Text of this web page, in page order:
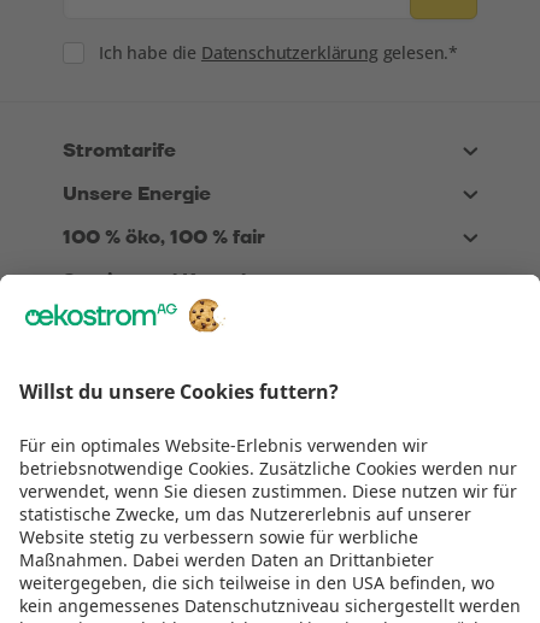
ConsentIch habe die Datenschutzerklärunggelesen.*
Wir sind
TÜV zertifiziert
Stromtarife
Unsere Energie
100 % öko, 100 % fair
Service und Kontakt
Über Uns